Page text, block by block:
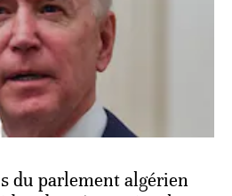
du parlement algérien